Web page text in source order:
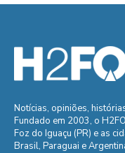
Notícias, opiniões,
Fundado em 2003, o
Foz do Iguaçu (PR) e as
Brasil, Paraguai e